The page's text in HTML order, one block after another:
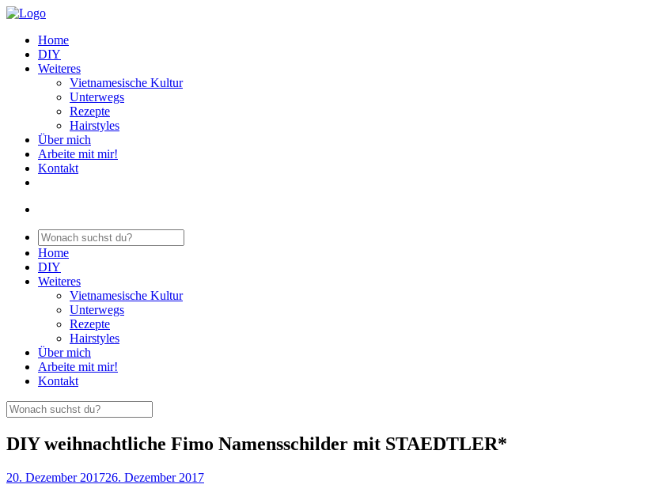
Home
DIY
Weiteres
Vietnamesische Kultur
Unterwegs
Rezepte
Hairstyles
Über mich
Arbeite mit mir!
Kontakt
Home
DIY
Weiteres
Vietnamesische Kultur
Unterwegs
Rezepte
Hairstyles
Über mich
Arbeite mit mir!
Kontakt
DIY weihnachtliche Fimo Namensschilder mit STAEDTLER*
20. Dezember 201726. Dezember 2017